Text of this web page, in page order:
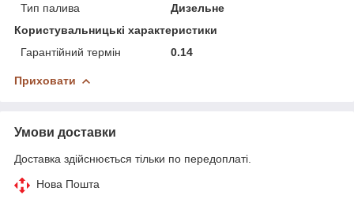
Тип палива
Дизельне
Користувальницькі характеристики
Гарантійний термін
0.14
Приховати
Умови доставки
Доставка здійснюється тільки по передоплаті.
Нова Пошта